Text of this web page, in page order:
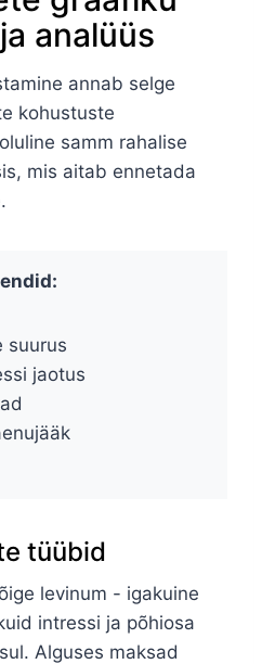
analüüs
annab selge
kohustuste
samm rahalise
mis aitab ennetada
suurus
jaotus
tüübid
levinum - igakuine
intressi ja põhiosa
Alguses maksad